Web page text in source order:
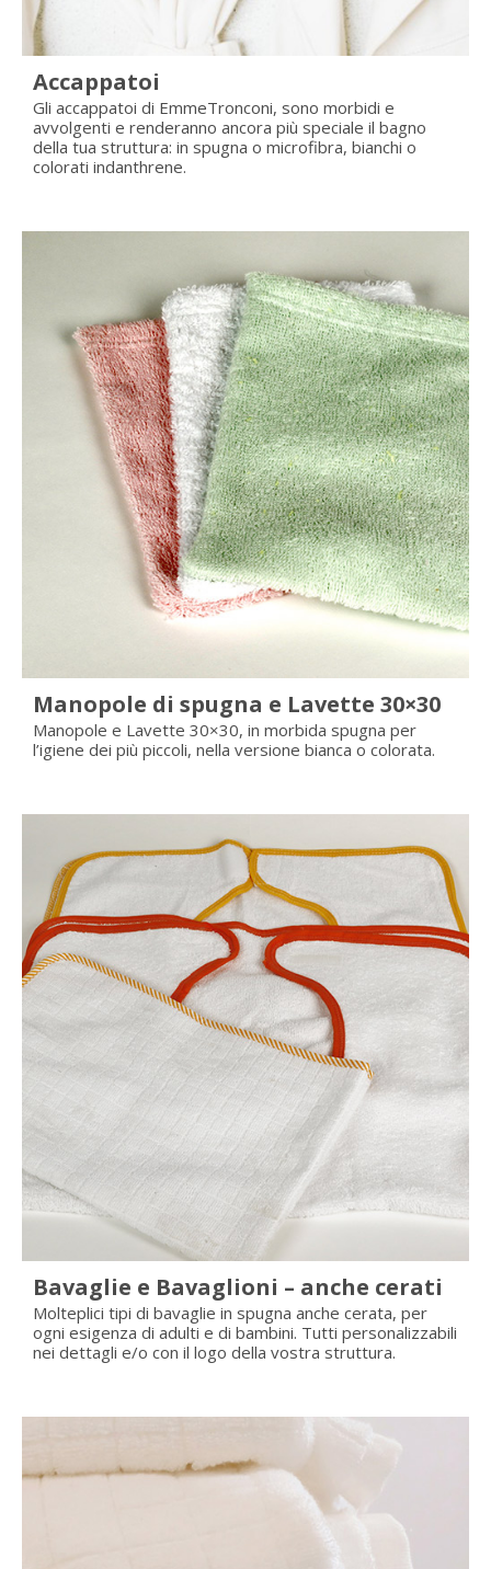
Accappatoi
Gli accappatoi di EmmeTronconi, sono morbidi e
avvolgenti e renderanno ancora più speciale il bagno
della tua struttura: in spugna o microfibra, bianchi o
colorati indanthrene.
Manopole di spugna e Lavette 30×30
Manopole e Lavette 30×30, in morbida spugna per
l’igiene dei più piccoli, nella versione bianca o colorata.
Bavaglie e Bavaglioni – anche cerati
Molteplici tipi di bavaglie in spugna anche cerata, per
ogni esigenza di adulti e di bambini. Tutti personalizzabili
nei dettagli e/o con il logo della vostra struttura.